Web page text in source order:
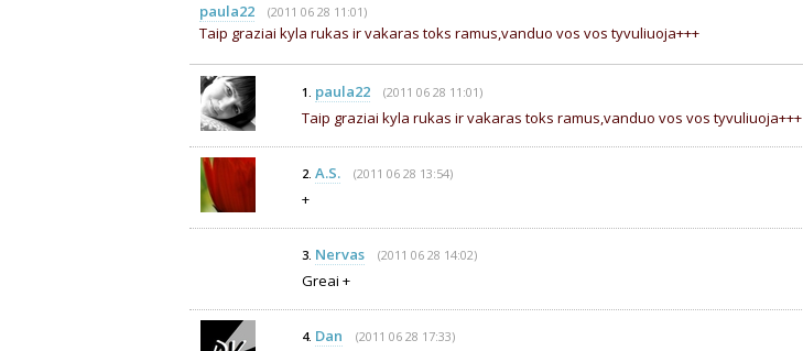
paula22 (2011 06 28 11:01)
Taip graziai kyla rukas ir vakaras toks ramus,vanduo vos vos tyvuliuoja+++
1. paula22 (2011 06 28 11:01)
Taip graziai kyla rukas ir vakaras toks ramus,vanduo vos vos tyvuliuoja+++
2. A.S. (2011 06 28 13:54)
+
3. Nervas (2011 06 28 14:02)
Greai +
4. Dan (2011 06 28 17:33)